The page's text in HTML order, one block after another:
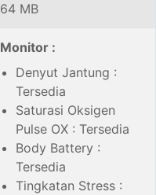
64 MB
Monitor :
Denyut Jantung :
Tersedia
Saturasi Oksigen
Pulse OX : Tersedia
Body Battery :
Tersedia
Tingkatan Stress :